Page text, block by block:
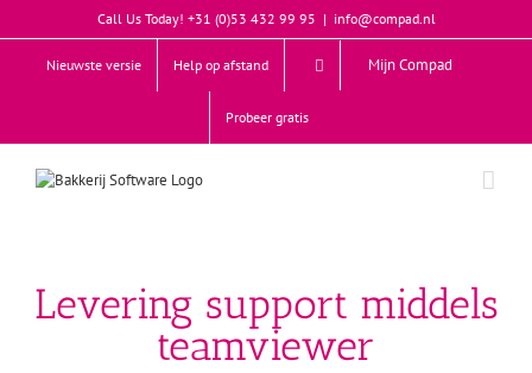
Call Us Today! +31 (0)53 432 99 95 | info@compad.nl
Nieuwste versie Help op afstand Mijn Compad
Probeer gratis
Levering support middels
teamviewer